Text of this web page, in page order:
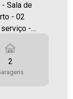
Sala de
- 02
serviço -
2